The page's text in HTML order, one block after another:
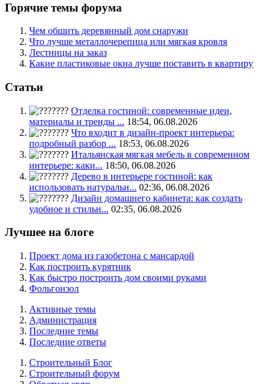
Горячие темы форума
Чем обшить деревянный дом снаружи
Что лучше металлочерепица или мягкая кровля
Лестницы на заказ
Какие пластиковые окна лучше поставить в квартиру
Статьи
Отделка гостиной: современные идеи,
материалы и тренды ... 18:54, 06.08.2026
Что входит в дизайн-проект интерьера:
подробный разбор ... 18:53, 06.08.2026
Итальянская мягкая мебель в современном
интерьере: каки... 18:50, 06.08.2026
Дерево в интерьере гостиной: как
использовать натуральн... 02:36, 06.08.2026
Дизайн домашнего кабинета: как создать
удобное и стильн... 02:35, 06.08.2026
Лучшее на блоге
Проект дома из газобетона с мансардой
Как построить курятник
Как быстро построить дом своими руками
Фольгоизол
Активные темы
Администрация
Последние темы
Последние ответы
Строительный Блог
Строительный форум